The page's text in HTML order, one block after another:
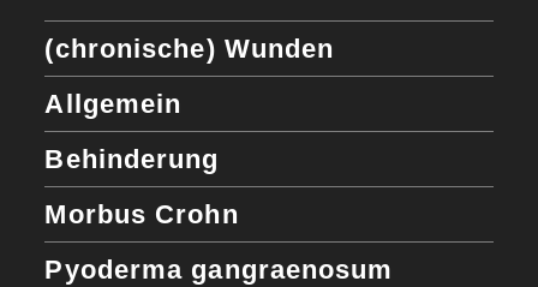
(chronische) Wunden
Allgemein
Behinderung
Morbus Crohn
Pyoderma gangraenosum